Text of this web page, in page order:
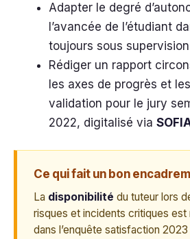
Adapter le degré
l’avancée de l’étudiant
toujours sous
Rédiger un rapport
les axes de progrès et
validation pour le jury
2022, digitalisé via
Ce qui fait un bon
La disponibilité du tuteur lors
risques et incidents critiques est
dans l’enquête satisfaction 2023